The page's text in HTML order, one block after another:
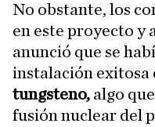
No obstante, los
en este proyecto y
anunció que se
instalación exitosa
tungsteno, algo
fusión nuclear del